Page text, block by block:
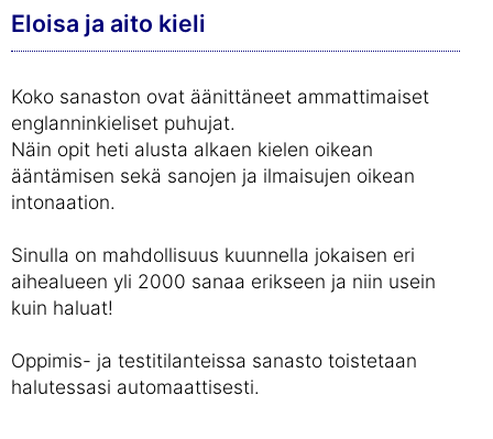
Eloisa ja aito kieli
Koko sanaston ovat äänittäneet ammattimaiset
englanninkieliset puhujat.
Näin opit heti alusta alkaen kielen oikean
ääntämisen sekä sanojen ja ilmaisujen oikean
intonaation.
Sinulla on mahdollisuus kuunnella jokaisen eri
aihealueen yli 2000 sanaa erikseen ja niin usein
kuin haluat!
Oppimis- ja testitilanteissa sanasto toistetaan
halutessasi automaattisesti.